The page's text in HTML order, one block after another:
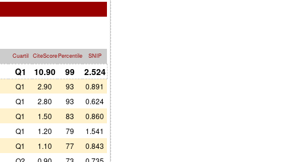
Cuartil CiteScorePercentile SNIP
Q1 10.90 99 2.524
Q1 2.90 93 0.891
Q1 2.80 93 0.624
Q1 1.50 83 0.860
Q1 1.20 79 1.541
Q1 1.10 77 0.843